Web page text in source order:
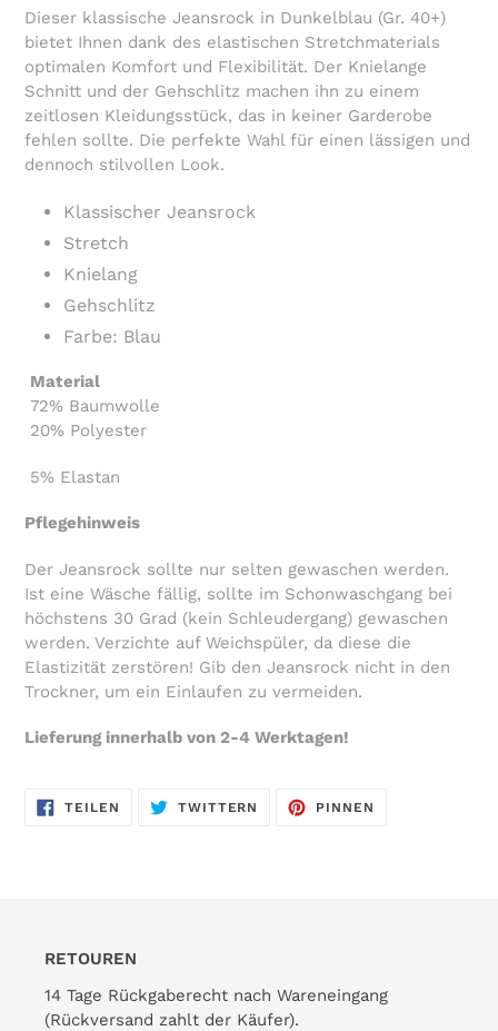
Warenkorb
hinzugefügt
Dieser klassische Jeansrock in Dunkelblau (Gr. 40+)
bietet Ihnen dank des elastischen Stretchmaterials
optimalen Komfort und Flexibilität. Der Knielange
Schnitt und der Gehschlitz machen ihn zu einem
zeitlosen Kleidungsstück, das in keiner Garderobe
fehlen sollte. Die perfekte Wahl für einen lässigen und
dennoch stilvollen Look.
Klassischer Jeansrock
Stretch
Knielang
Gehschlitz
Farbe: Blau
Material
72% Baumwolle
20% Polyester
5% Elastan
Pflegehinweis
Der Jeansrock sollte nur selten gewaschen werden.
Ist eine Wäsche fällig, sollte im Schonwaschgang bei
höchstens 30 Grad (kein Schleudergang) gewaschen
werden. Verzichte auf Weichspüler, da diese die
Elastizität zerstören! Gib den Jeansrock nicht in den
Trockner, um ein Einlaufen zu vermeiden.
Lieferung innerhalb von 2-4 Werktagen!
TEILEN
FACEBOOK
TWITTERN
TWITTER
PINNEN
RETOUREN
14 Tage Rückgaberecht nach Wareneingang
(Rückversand zahlt der Käufer).